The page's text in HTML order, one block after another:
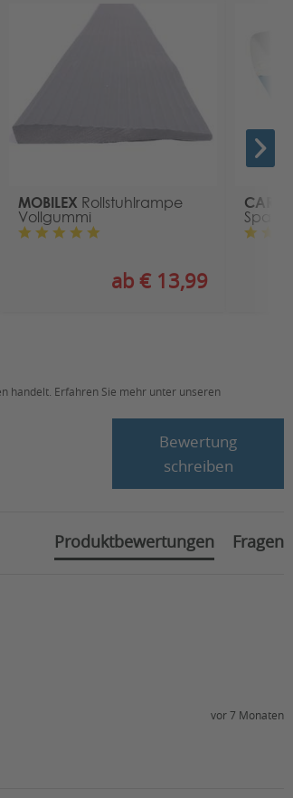
MOBILEX Rollstuhlrampe
Vollgummi
ab € 13,99
handelt. Erfahren Sie mehr unter unseren
Bewertung
schreiben
Produktbewertungen Fragen
vor 7 Monaten